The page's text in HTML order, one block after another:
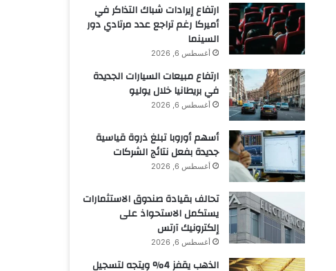
ارتفاع إيرادات شباك التذاكر في
أميركا رغم تراجع عدد مرتادي دور
السينما
أغسطس 6, 2026
ارتفاع مبيعات السيارات الجديدة
في بريطانيا خلال يوليو
أغسطس 6, 2026
أسهم أوروبا تبلغ ذروة قياسية
جديدة بفعل نتائج الشركات
أغسطس 6, 2026
تحالف بقيادة صندوق الاستثمارات
يستكمل الاستحواذ على
إلكترونيك آرتس
أغسطس 6, 2026
الذهب يقفز 4% ويتجه لتسجيل